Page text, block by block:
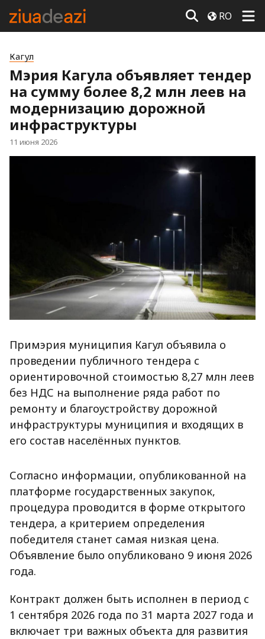
RO
Кагул
Мэрия Кагула объявляет тендер
на сумму более 8,2 млн леев на
модернизацию дорожной
инфраструктуры
11 июня 2026
Примэрия муниципия Кагул объявила о
проведении публичного тендера с
ориентировочной стоимостью 8,27 млн леев
без НДС на выполнение ряда работ по
ремонту и благоустройству дорожной
инфраструктуры муниципия и входящих в
его состав населённых пунктов.
Согласно информации, опубликованной на
платформе государственных закупок,
процедура проводится в форме открытого
тендера, а критерием определения
победителя станет самая низкая цена.
Объявление было опубликовано 9 июня 2026
года.
Контракт должен быть исполнен в период с
1 сентября 2026 года по 31 марта 2027 года и
включает три важных объекта для развития